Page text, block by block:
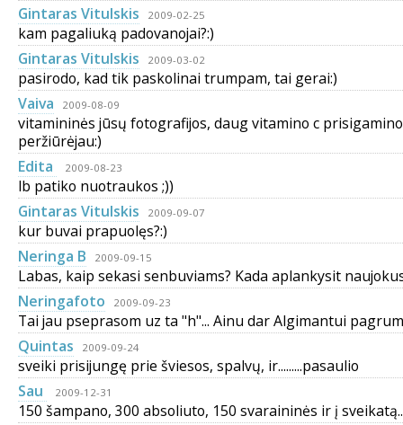
Gintaras Vitulskis
2009-02-25
kam pagaliuką padovanojai?:)
Gintaras Vitulskis
2009-03-02
pasirodo, kad tik paskolinai trumpam, tai gerai:)
Vaiva
2009-08-09
vitamininės jūsų fotografijos, daug vitamino c
peržiūrėjau:)
Edita
2009-08-23
lb patiko nuotraukos ;))
Gintaras Vitulskis
2009-09-07
kur buvai prapuolęs?:)
Neringa B
2009-09-15
Labas, kaip sekasi senbuviams? Kada aplankysit
Neringafoto
2009-09-23
Tai jau pseprasom uz ta "h"... Ainu dar Algimantui
Quintas
2009-09-24
sveiki prisijungę prie šviesos, spalvų, ir.........pasaulio
Sau
2009-12-31
150 šampano, 300 absoliuto, 150 svaraininės ir į